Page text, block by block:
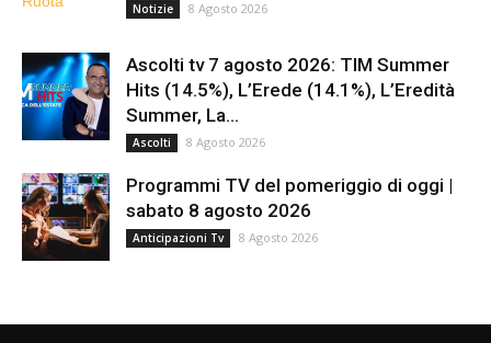
Notizie 8 Agosto 2026
Ascolti tv 7 agosto 2026: TIM Summer
Hits (14.5%), L’Erede (14.1%), L’Eredità
Summer, La...
Ascolti 8 Agosto 2026
Programmi TV del pomeriggio di oggi |
sabato 8 agosto 2026
Anticipazioni Tv 8 Agosto 2026